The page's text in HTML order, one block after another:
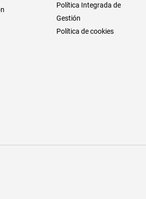
Política Integrada de
Gestión
Política de cookies